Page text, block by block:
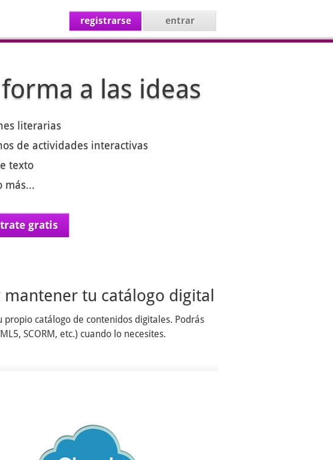
registrarse entrar
a las ideas
literarias
de actividades interactivas
texto
más...
gratis
tu catálogo digital
catálogo de contenidos digitales. Podrás
SCORM, etc.) cuando lo necesites.